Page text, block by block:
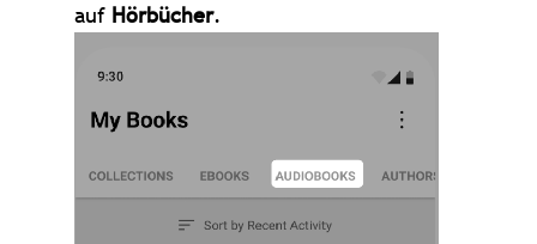
auf Hörbücher.